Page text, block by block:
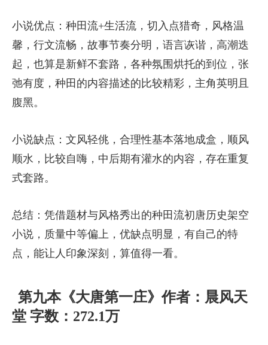
小说优点：种田流+生活流，切入点猎奇，风格温
馨，行文流畅，故事节奏分明，语言诙谐，高潮迭
起，也算是新鲜不套路，各种氛围烘托的到位，张
弛有度，种田的内容描述的比较精彩，主角英明且
腹黑。
小说缺点：文风轻佻，合理性基本落地成盒，顺风
顺水，比较自嗨，中后期有灌水的内容，存在重复
式套路。
总结：凭借题材与风格秀出的种田流初唐历史架空
小说，质量中等偏上，优缺点明显，有自己的特
点，能让人印象深刻，算值得一看。
第九本《大唐第一庄》作者：晨风天
堂 字数：272.1万